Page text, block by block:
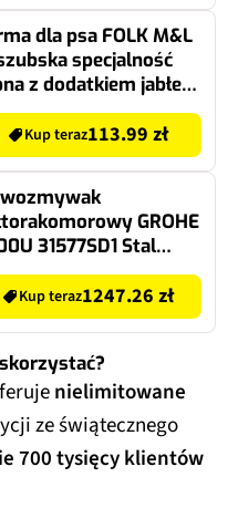
dla psa FOLK M&L
specjalność
z dodatkiem jabłek,
i lubczyku 3 kg
Kup teraz113.99 zł
GROHE
31577SD1 Stal
45x59.5
Kup teraz1247.26 zł
nielimitowane
ze świątecznego
700 tysięcy klientów